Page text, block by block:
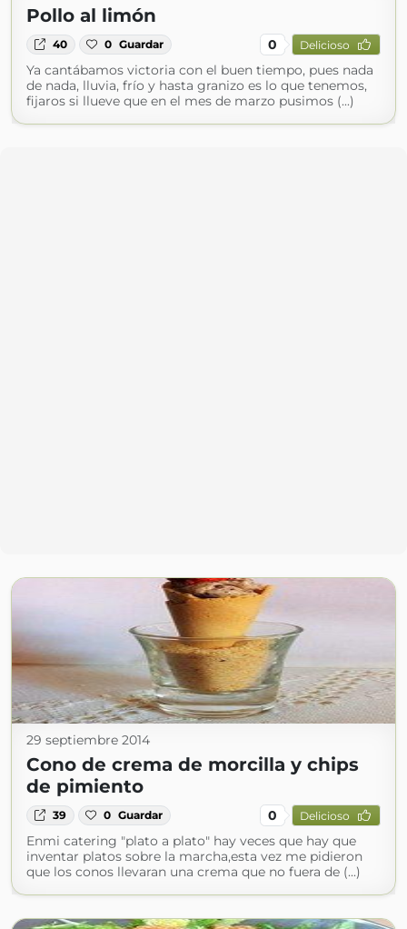
Pollo al limón
40 0 Guardar 0 Delicioso
Ya cantábamos victoria con el buen tiempo, pues nada
de nada, lluvia, frío y hasta granizo es lo que tenemos,
fijaros si llueve que en el mes de marzo pusimos (...)
29 septiembre 2014
Cono de crema de morcilla y chips
de pimiento
39 0 Guardar 0 Delicioso
Enmi catering "plato a plato" hay veces que hay que
inventar platos sobre la marcha,esta vez me pidieron
que los conos llevaran una crema que no fuera de (...)